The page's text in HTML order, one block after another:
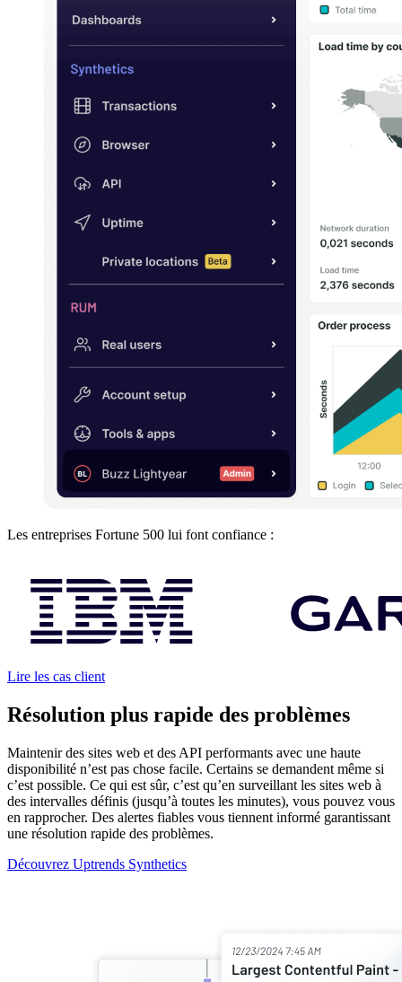
Les entreprises Fortune 500 lui font confiance :
Lire les cas client
Résolution plus rapide des problèmes
Maintenir des sites web et des API performants avec une haute
disponibilité n’est pas chose facile. Certains se demandent même si
c’est possible. Ce qui est sûr, c’est qu’en surveillant les sites web à
des intervalles définis (jusqu’à toutes les minutes), vous pouvez vous
en rapprocher. Des alertes fiables vous tiennent informé garantissant
une résolution rapide des problèmes.
Découvrez Uptrends Synthetics